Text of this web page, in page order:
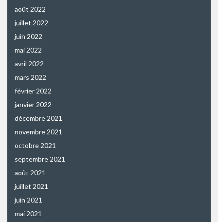
août 2022
juillet 2022
juin 2022
mai 2022
avril 2022
mars 2022
février 2022
janvier 2022
décembre 2021
novembre 2021
octobre 2021
septembre 2021
août 2021
juillet 2021
juin 2021
mai 2021